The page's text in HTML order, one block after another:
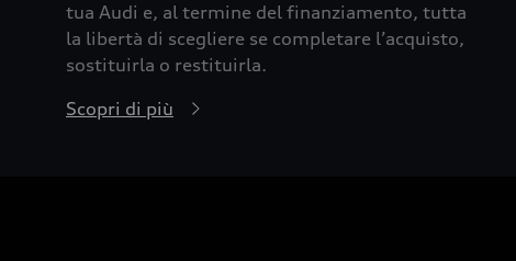
tua Audi e, al termine del finanziamento, tutta
la libertà di scegliere se completare l’acquisto,
sostituirla o restituirla.
Scopri di più